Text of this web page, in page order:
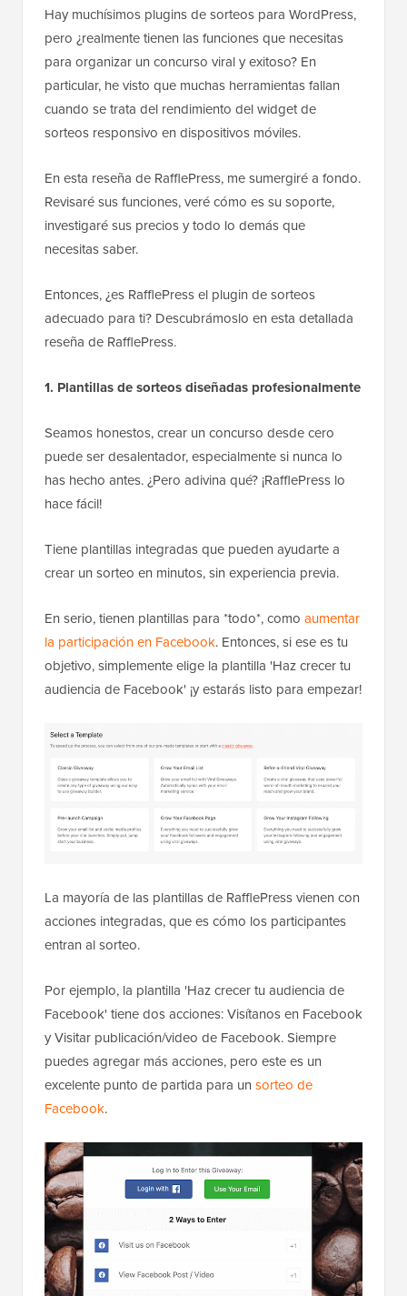
Hay muchísimos plugins de sorteos para WordPress,
pero ¿realmente tienen las funciones que necesitas
para organizar un concurso viral y exitoso? En
particular, he visto que muchas herramientas fallan
cuando se trata del rendimiento del widget de
sorteos responsivo en dispositivos móviles.
En esta reseña de RafflePress, me sumergiré a fondo.
Revisaré sus funciones, veré cómo es su soporte,
investigaré sus precios y todo lo demás que
necesitas saber.
Entonces, ¿es RafflePress el plugin de sorteos
adecuado para ti? Descubrámoslo en esta detallada
reseña de RafflePress.
1. Plantillas de sorteos diseñadas profesionalmente
Seamos honestos, crear un concurso desde cero
puede ser desalentador, especialmente si nunca lo
has hecho antes. ¿Pero adivina qué? ¡RafflePress lo
hace fácil!
Tiene plantillas integradas que pueden ayudarte a
crear un sorteo en minutos, sin experiencia previa.
En serio, tienen plantillas para *todo*, como aumentar
la participación en Facebook. Entonces, si ese es tu
objetivo, simplemente elige la plantilla 'Haz crecer tu
audiencia de Facebook' ¡y estarás listo para empezar!
La mayoría de las plantillas de RafflePress vienen con
acciones integradas, que es cómo los participantes
entran al sorteo.
Por ejemplo, la plantilla 'Haz crecer tu audiencia de
Facebook' tiene dos acciones: Visítanos en Facebook
y Visitar publicación/video de Facebook. Siempre
puedes agregar más acciones, pero este es un
excelente punto de partida para un sorteo de
Facebook.